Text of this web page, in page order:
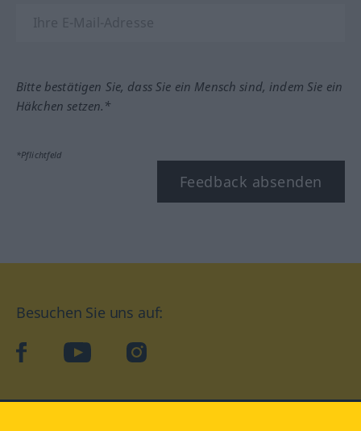
Bitte bestätigen Sie, dass Sie ein Mensch sind, indem Sie ein
Häkchen setzen.*
*Pflichtfeld
Feedback absenden
Besuchen Sie uns auf:
facebookYouTube Instagram